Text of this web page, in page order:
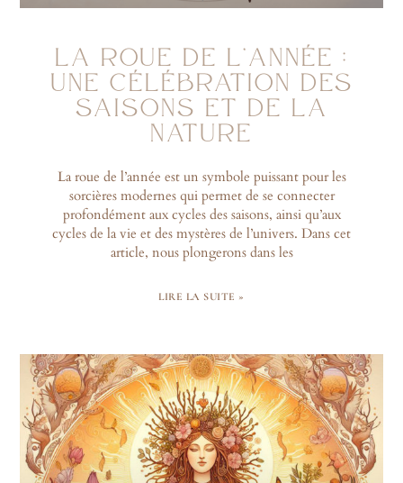
LA ROUE DE L’ANNÉE :
UNE CÉLÉBRATION DES
SAISONS ET DE LA
NATURE
La roue de l’année est un symbole puissant pour les
sorcières modernes qui permet de se connecter
profondément aux cycles des saisons, ainsi qu’aux
cycles de la vie et des mystères de l’univers. Dans cet
article, nous plongerons dans les
LIRE LA SUITE »